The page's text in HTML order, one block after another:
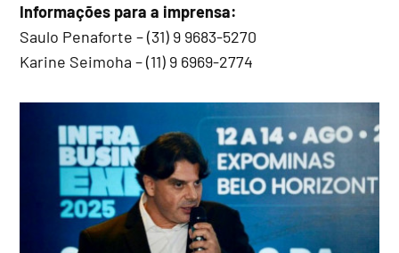
Informações para a imprensa:
Saulo Penaforte – (31) 9 9683-5270
Karine Seimoha – (11) 9 6969-2774